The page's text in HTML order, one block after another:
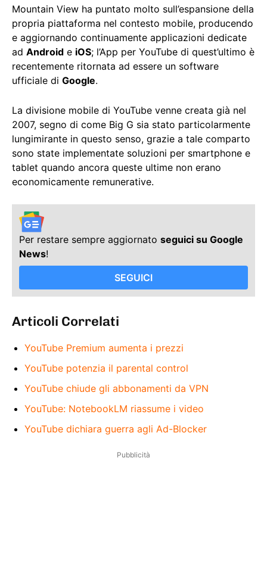
Mountain View ha puntato molto sull’espansione della
propria piattaforma nel contesto mobile, producendo
e aggiornando continuamente applicazioni dedicate
ad Android e iOS; l’App per YouTube di quest’ultimo è
recentemente ritornata ad essere un software
ufficiale di Google.
La divisione mobile di YouTube venne creata già nel
2007, segno di come Big G sia stato particolarmente
lungimirante in questo senso, grazie a tale comparto
sono state implementate soluzioni per smartphone e
tablet quando ancora queste ultime non erano
economicamente remunerative.
Per restare sempre aggiornato seguici su Google
News!
SEGUICI
Articoli Correlati
YouTube Premium aumenta i prezzi
YouTube potenzia il parental control
YouTube chiude gli abbonamenti da VPN
YouTube: NotebookLM riassume i video
YouTube dichiara guerra agli Ad-Blocker
Pubblicità